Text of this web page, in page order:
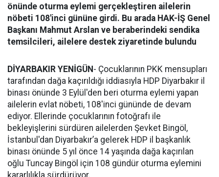
önünde oturma eylemi gerçekleştiren ailelerin
nöbeti 108'inci gününe girdi. Bu arada HAK-İŞ Genel
Başkanı Mahmut Arslan ve beraberindeki sendika
temsilcileri, ailelere destek ziyaretinde bulundu
DİYARBAKIR YENİGÜN - Çocuklarının PKK mensupları
tarafından dağa kaçırıldığı iddiasıyla HDP Diyarbakır il
binası önünde 3 Eylül'den beri oturma eylemi yapan
ailelerin evlat nöbeti, 108'inci gününde de devam
ediyor. Ellerinde çocuklarının fotoğrafı ile
bekleyişlerini sürdüren ailelerden Şevket Bingöl,
İstanbul'dan Diyarbakır’a gelerek HDP il başkanlık
binası önünde 5 yıl önce 14 yaşında dağa kaçırılan
oğlu Tuncay Bingöl için 108 gündür oturma eylemini
kararlılıkla sürdürüyor.